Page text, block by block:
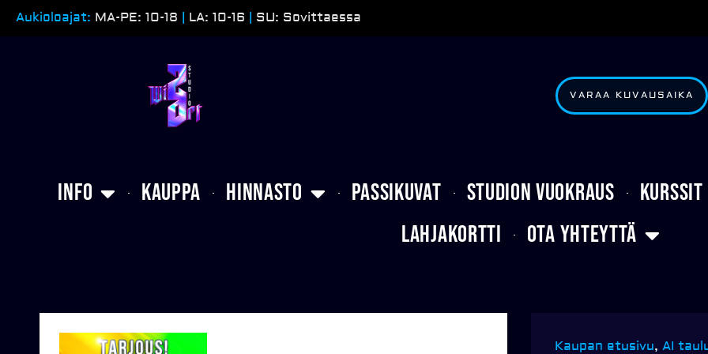
Siirry
Aukioloajat: MA-PE: 10-18 LA: 10-16 SU: Sovittaessa
VARAA KUVAUSAIKA
Info Kauppa Hinnasto Passikuvat Studion vuokraus Kurssit
Lahjakortti
Ota yhteyttä
Kaupan etusivu, AI